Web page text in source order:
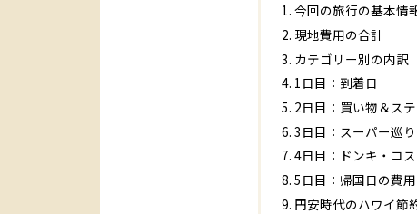
今回の旅行の基本情
現地費用の合計
カテゴリー別の内訳
1日目：到着日
2日目：買い物＆ス
3日目：スーパー巡
4日目：ドンキ・コ
5日目：帰国日の費用
円安時代のハワイ節